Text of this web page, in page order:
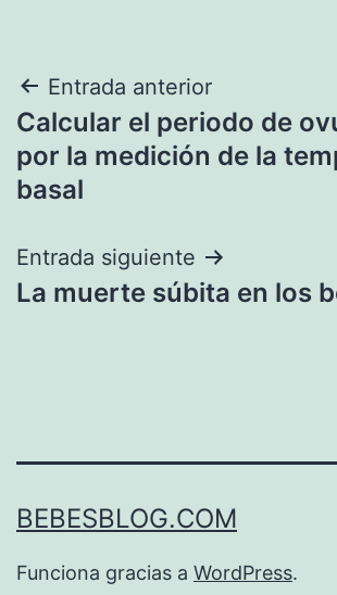
Navegación
de
entradas
Entrada anterior
Calcular el periodo de
por la medición de la
basal
Entrada siguiente
La muerte súbita en los
BEBESBLOG.COM
Funciona gracias a WordPress.